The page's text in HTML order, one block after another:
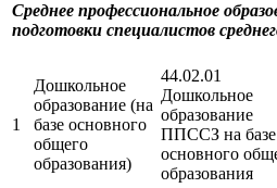
Среднее профессиональное
подготовки специалистов
1
Дошкольное
образование (на
базе основного
общего
образования)
44.02.01
Дошкольное
образование
ППССЗ на базе
основного
образования